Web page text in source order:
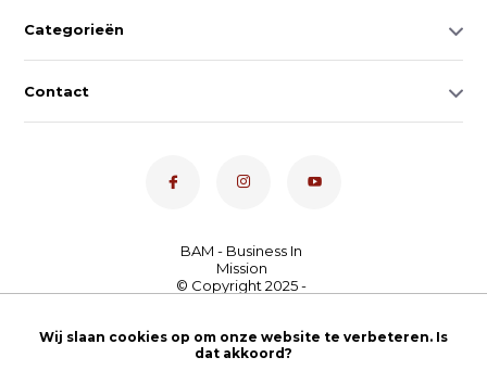
Categorieën
Contact
Nederland4,7- bekijk
onze 100+ reviews
Wij slaan cookies op om onze website te verbeteren. Is
dat akkoord?